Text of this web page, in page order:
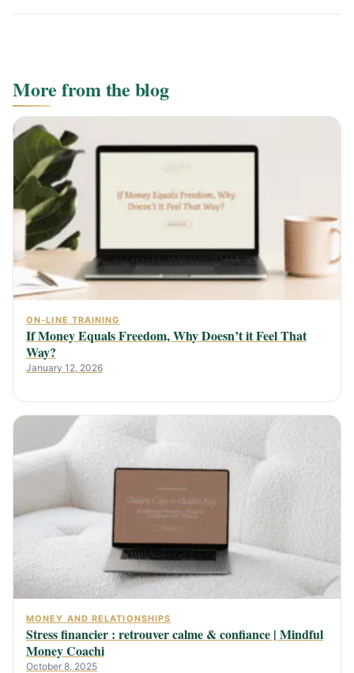
More from the blog
ON-LINE TRAINING
If Money Equals Freedom, Why Doesn’t it Feel That
Way?
January 12, 2026
MONEY AND RELATIONSHIPS
Stress financier : retrouver calme & confiance | Mindful
Money Coachi
October 8, 2025